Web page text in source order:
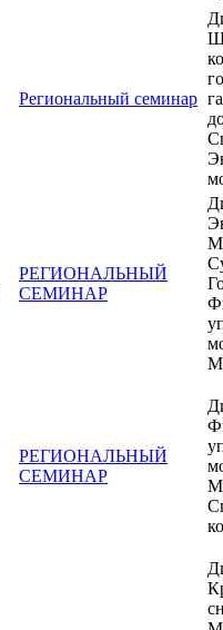
Региональный семинар
РЕГИОНАЛЬНЫЙ
СЕМИНАР
РЕГИОНАЛЬНЫЙ
СЕМИНАР